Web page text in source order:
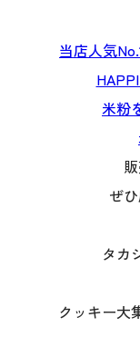
当店人気
米粉
ぜ
タカ
クッキー大